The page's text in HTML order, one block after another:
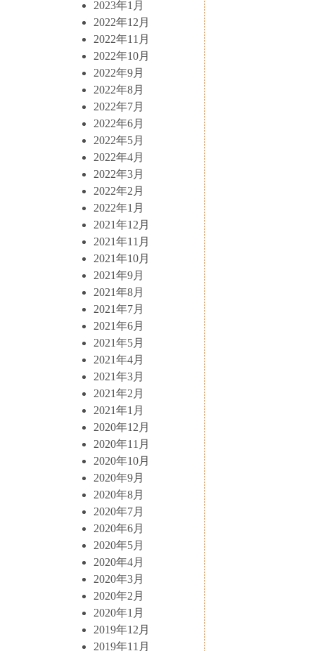
2023年1月
2022年12月
2022年11月
2022年10月
2022年9月
2022年8月
2022年7月
2022年6月
2022年5月
2022年4月
2022年3月
2022年2月
2022年1月
2021年12月
2021年11月
2021年10月
2021年9月
2021年8月
2021年7月
2021年6月
2021年5月
2021年4月
2021年3月
2021年2月
2021年1月
2020年12月
2020年11月
2020年10月
2020年9月
2020年8月
2020年7月
2020年6月
2020年5月
2020年4月
2020年3月
2020年2月
2020年1月
2019年12月
2019年11月